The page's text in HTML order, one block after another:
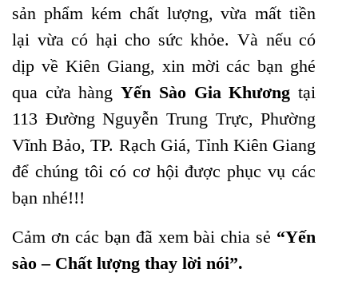
sản phẩm kém chất lượng, vừa mất tiền
lại vừa có hại cho sức khỏe. Và nếu có
dịp về Kiên Giang, xin mời các bạn ghé
qua cửa hàngYến Sào Gia Khương tại
113 Đường Nguyễn Trung Trực, Phường
Vĩnh Bảo, TP. Rạch Giá, Tỉnh Kiên Giang
để chúng tôi có cơ hội được phục vụ các
bạn nhé!!!
Cảm ơn các bạn đã xem bài chia sẻ “Yến
sào – Chất lượng thay lời nói”.